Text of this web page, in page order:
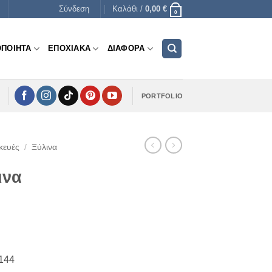
Σύνδεση Καλάθι / 0,00 € 0
ΕΠΟΧΙΑΚΑ ΔΙΑΦΟΡΑ
PORTFOLIO
/ Ξύλινα